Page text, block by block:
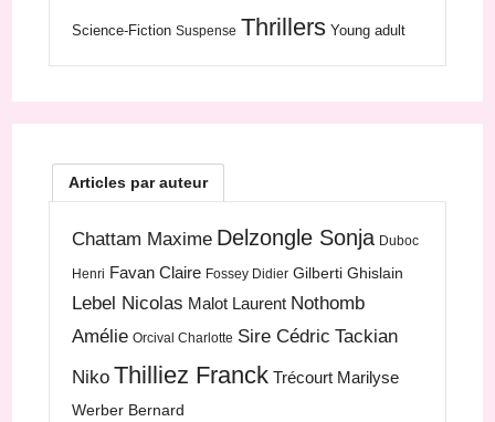
Science-Fiction Suspense Thrillers Young adult
Articles par auteur
Chattam Maxime Delzongle Sonja Duboc
Henri Favan Claire Fossey Didier Gilberti Ghislain
Lebel Nicolas Malot Laurent Nothomb
Amélie Orcival Charlotte Sire Cédric Tackian
Niko Thilliez Franck Trécourt Marilyse
Werber Bernard